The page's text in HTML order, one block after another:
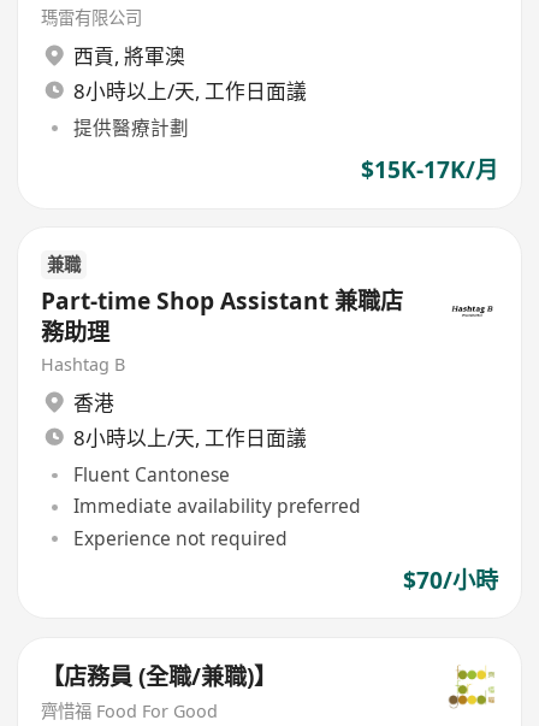
瑪雷有限公司
西貢, 將軍澳
8小時以上/天, 工作日面議
提供醫療計劃
$15K-17K/月
兼職
Part-time Shop Assistant 兼職店
務助理
Hashtag B
香港
8小時以上/天, 工作日面議
Fluent Cantonese
Immediate availability preferred
Experience not required
$70/小時
【店務員 (全職/兼職)】
齊惜福 Food For Good